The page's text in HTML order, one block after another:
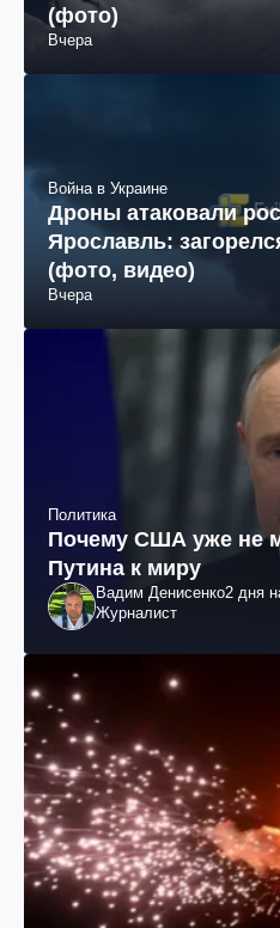
(фото)
Вчера
Война в Украине
Дроны атаковали
Ярославль:
(фото, видео)
Вчера
Политика
Почему США уже не
Путина к миру
Вадим Денисенко2 дня
Журналист